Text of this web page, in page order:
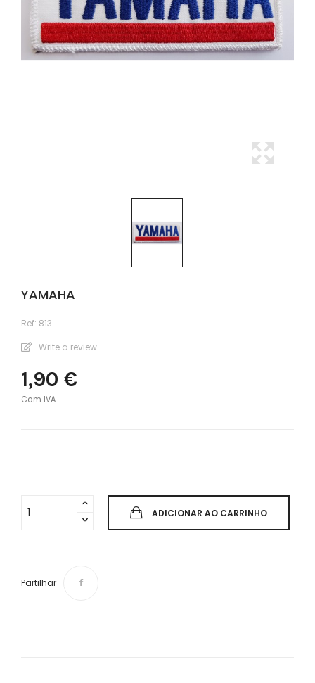
YAMAHA
Ref: 813
Write a review
1,90 €
Com IVA
ADICIONAR AO CARRINHO
Partilhar